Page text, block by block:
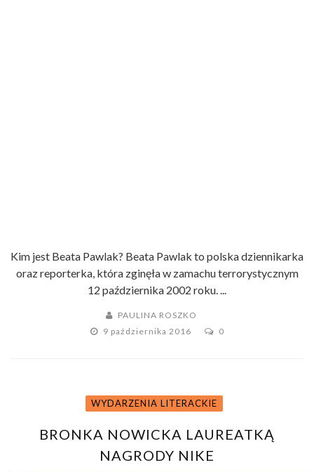
Kim jest Beata Pawlak? Beata Pawlak to polska dziennikarka
oraz reporterka, która zginęła w zamachu terrorystycznym
12 października 2002 roku. ...
PAULINA ROSZKO
9 października 2016
0
WYDARZENIA LITERACKIE
BRONKA NOWICKA LAUREATKĄ
NAGRODY NIKE